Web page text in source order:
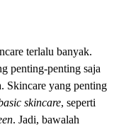
terlalu banyak.
penting-penting saja
Skincare yang penting
skincare, seperti
. Jadi, bawalah